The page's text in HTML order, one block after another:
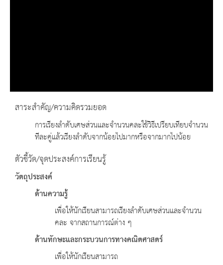
สาระสำคัญ/ความคิดรวมยอด
การเรียงลำดับเศษส่วนและจำนวนคละใช้วิธีเปรียบเทียบจำนวน
ทีละคู่แล้วเรียงลำดับจากน้อยไปมากหรือจากมากไปน้อย
ตัวชี้วัด/จุดประสงค์การเรียนรู้
วัตถุประสงค์
ด้านความรู้
เพื่อให้นักเรียนสามารถเรียงลำดับเศษส่วนและจำนวน
คละ จากสถานการณ์ต่าง ๆ
ด้านทักษะและกระบวนการทางคณิตศาสตร์
เพื่อให้นักเรียนสามารถ